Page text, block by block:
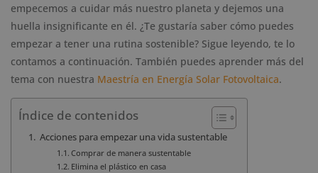
empecemos a cuidar más nuestro planeta y dejemos una
huella insignificante en él. ¿Te gustaría saber cómo puedes
empezar a tener una rutina sostenible? Sigue leyendo, te lo
contamos a continuación. También puedes aprender más del
tema con nuestra Maestría en Energía Solar Fotovoltaica.
Índice de contenidos
Acciones para empezar una vida sustentable
Comprar de manera sustentable
Elimina el plástico en casa